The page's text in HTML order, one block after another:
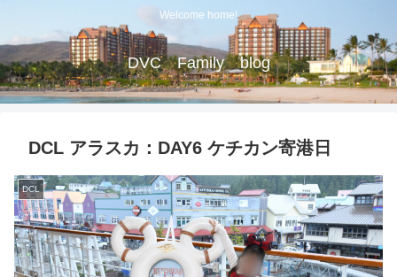
Welcome home!
DVC Family blog
DCL アラスカ：DAY6 ケチカン寄港日
DCL